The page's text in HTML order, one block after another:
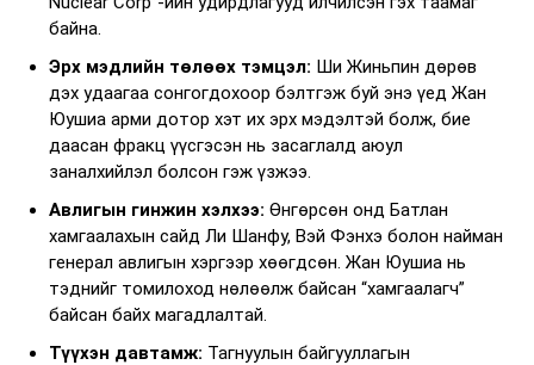
байна.
Эрх мэдлийн төлөөх тэмцэл: Ши Жиньпин дөрөв
дэх удаагаа сонгогдохоор бэлтгэж буй энэ үед Жан
Юушиа арми дотор хэт их эрх мэдэлтэй болж, бие
даасан фракц үүсгэсэн нь засаглалд аюул
заналхийлэл болсон гэж үзжээ.
Авлигын гинжин хэлхээ: Өнгөрсөн онд Батлан
хамгаалахын сайд Ли Шанфу, Вэй Фэнхэ болон найман
генерал авлигын хэргээр хөөгдсөн. Жан Юушиа нь
тэднийг томилоход нөлөөлж байсан “хамгаалагч”
байсан байх магадлалтай.
Түүхэн давтамж: Тагнуулын байгууллагын